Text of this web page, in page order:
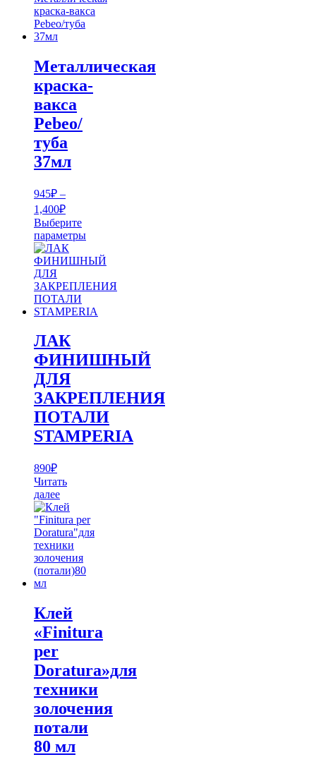
Металлическая
краска-
вакса
Pebeo/
туба
37мл
945₽ –
1,400₽Диапазон
цен:
945₽
–
1,400₽
Выберите
параметры
Этот
товар
имеет
несколько
вариаций.
Опции
выбрать
на
странице
товара.
ЛАК
ФИНИШНЫЙ
ДЛЯ
ЗАКРЕПЛЕНИЯ
ПОТАЛИ
STAMPERIA
890₽
Читать
далее
Клей
«Finitura
per
Doratura»для
техники
золочения
потали
80 мл